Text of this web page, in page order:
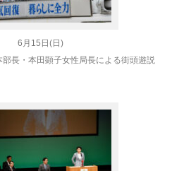
6月15日(日)
長・本田顕子女性局長による街頭遊説